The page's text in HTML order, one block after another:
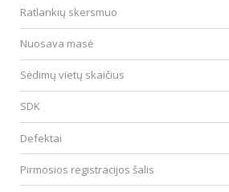
Ratlankių skersmuo
Nuosava masė
Sėdimų vietų skaičius
SDK
Defektai
Pirmosios registracijos šalis